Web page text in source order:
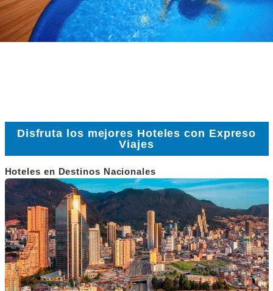
Disfruta los mejores Hoteles con Expreso
Viajes
Hoteles en Destinos Nacionales